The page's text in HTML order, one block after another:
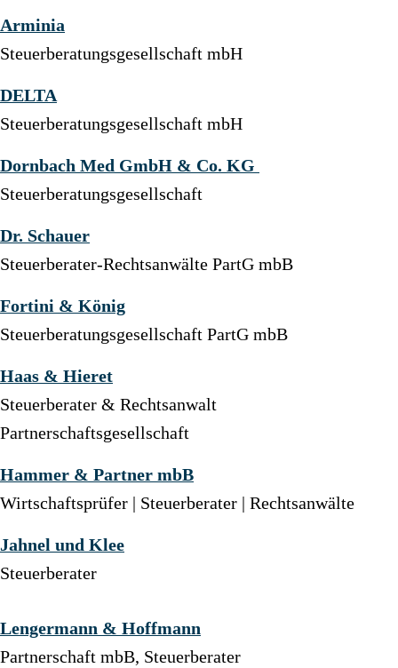
Arminia
Steuerberatungsgesellschaft mbH
DELTA
Steuerberatungsgesellschaft mbH
Dornbach Med GmbH & Co. KG
Steuerberatungsgesellschaft
Dr. Schauer
Steuerberater-Rechtsanwälte PartG mbB
Fortini & König
Steuerberatungsgesellschaft PartG mbB
Haas & Hieret
Steuerberater & Rechtsanwalt
Partnerschaftsgesellschaft
Hammer & Partner mbB
Wirtschaftsprüfer | Steuerberater | Rechtsanwälte
Jahnel und Klee
Steuerberater
Lengermann & Hoffmann
Partnerschaft mbB, Steuerberater